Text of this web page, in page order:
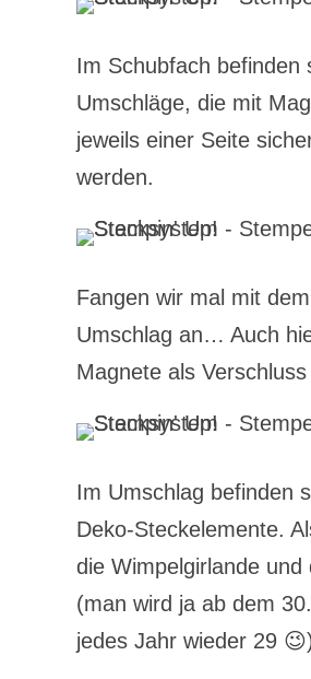
Im Schubfach befinden
Umschläge, die mit
jeweils einer Seite
werden.
Fangen wir mal mit
Umschlag an… Auch
Magnete als
Im Umschlag befinden
Deko-Steckelemente.
die Wimpelgirlande und
(man wird ja ab dem
jedes Jahr wieder 29